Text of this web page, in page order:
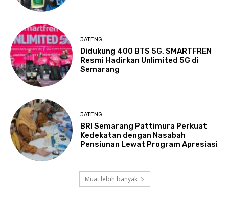
JATENG
Didukung 400 BTS 5G, SMARTFREN
Resmi Hadirkan Unlimited 5G di
Semarang
JATENG
BRI Semarang Pattimura Perkuat
Kedekatan dengan Nasabah
Pensiunan Lewat Program Apresiasi
Muat lebih banyak